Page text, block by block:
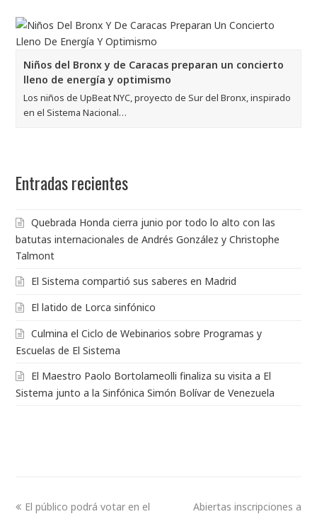
Niños del Bronx y de Caracas preparan un concierto
lleno de energía y optimismo
Los niños de UpBeat NYC, proyecto de Sur del Bronx, inspirado
en el Sistema Nacional…
Entradas recientes
Quebrada Honda cierra junio por todo lo alto con las
batutas internacionales de Andrés González y Christophe
Talmont
El Sistema compartió sus saberes en Madrid
El latido de Lorca sinfónico
Culmina el Ciclo de Webinarios sobre Programas y
Escuelas de El Sistema
El Maestro Paolo Bortolameolli finaliza su visita a El
Sistema junto a la Sinfónica Simón Bolívar de Venezuela
El público podrá votar en el Abiertas inscripciones a